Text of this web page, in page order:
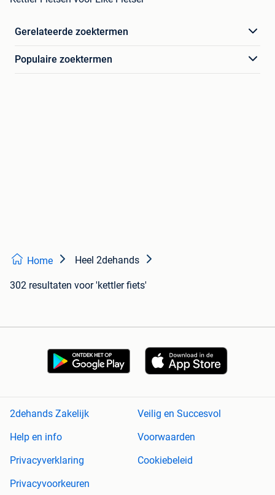
Gerelateerde zoektermen
Populaire zoektermen
Home Heel 2dehands
302 resultaten voor 'kettler fiets'
2dehands Zakelijk
Veilig en Succesvol
Help en info
Voorwaarden
Privacyverklaring
Cookiebeleid
Privacyvoorkeuren